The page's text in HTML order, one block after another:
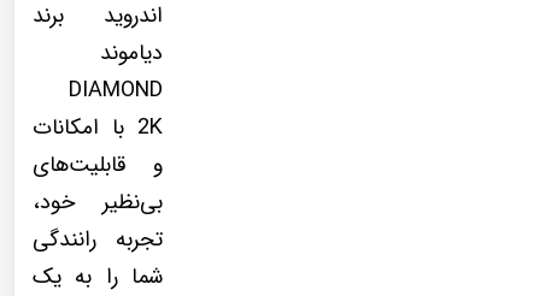
اندروید برند
دیاموند
DIAMOND
2K با امکانات
و قابلیت‌های
بی‌نظیر خود،
تجربه رانندگی
شما را به یک